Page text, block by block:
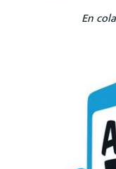
En